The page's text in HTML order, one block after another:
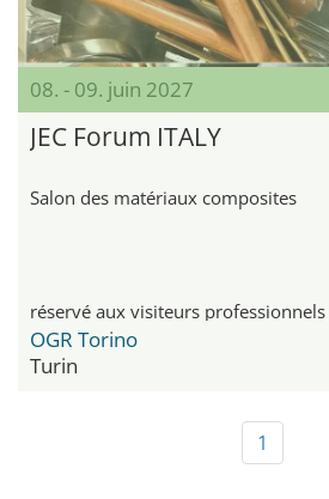
08. - 09. juin 2027
JEC Forum ITALY
Salon des matériaux composites
réservé aux visiteurs professionnels
OGR Torino
Turin
1